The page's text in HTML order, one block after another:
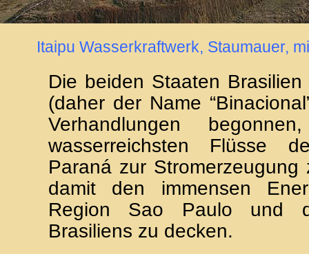
Itaipu Wasserkraftwerk, Staumauer,
Die beiden Staaten
(daher der Name
Verhandlungen
wasserreichsten Flüsse
Paraná zur
damit den immensen
Region Sao Paulo und
Brasiliens zu decken.